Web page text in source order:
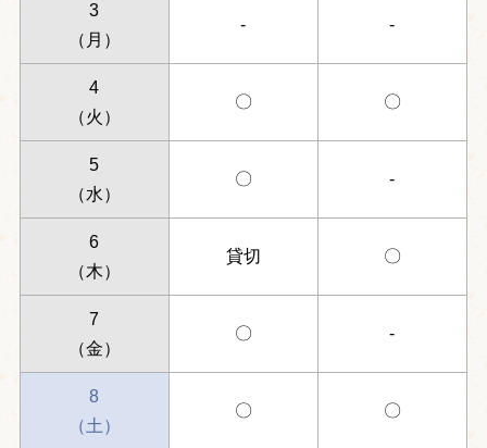
3
（月）
- -
4
（火）
〇 〇
5
（水）
〇 -
6
（木）
貸切 〇
7
（金）
〇 -
8
（土）
〇 〇